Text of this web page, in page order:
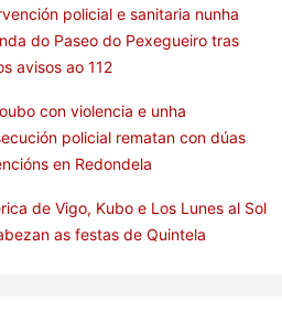
policial e sanitaria nunha
do Paseo do Pexegueiro tras
avisos ao 112
con violencia e unha
policial rematan con dúas
en Redondela
de Vigo, Kubo e Los Lunes al Sol
as festas de Quintela